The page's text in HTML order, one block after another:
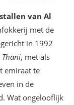
stallen van Al
met de
in 1992
, met als
emiraat te
in de
Wat ongelooflijk